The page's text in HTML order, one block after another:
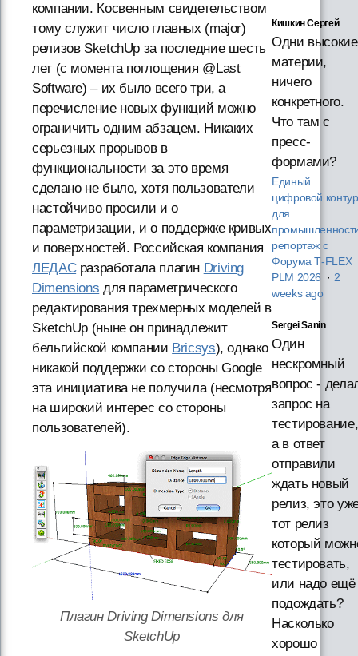
компании. Косвенным свидетельством
тому служит число главных (major)
релизов SketchUp за последние шесть
лет (с момента поглощения @Last
Software) – их было всего три, а
перечисление новых функций можно
ограничить одним абзацем. Никаких
серьезных прорывов в
функциональности за это время
сделано не было, хотя пользователи
настойчиво просили и о
параметризации, и о поддержке кривых
и поверхностей. Российская компания
ЛЕДАСразработала плагин Driving
Dimensions для параметрического
редактирования трехмерных моделей в
SketchUp (ныне он принадлежит
бельгийской компании Bricsys), однако
никакой поддержки со стороны Google
эта инициатива не получила (несмотря
на широкий интерес со стороны
пользователей).
Плагин Driving Dimensions для
SketchUp
Кишкин Сергей
Одни высокие
материи,
ничего
конкретного.
Что там с
пресс-
формами?
Единый
цифровой контур
для
репортаж с
Форума T‑FLEX
PLM 2026 · 2
weeks ago
Sergei Sanin
Один
нескромный
вопрос -
запрос на
тестирование,
а в ответ
отправили
ждать новый
релиз, это
тот релиз
который
тестировать,
или надо ещё
подождать?
Насколько
хорошо